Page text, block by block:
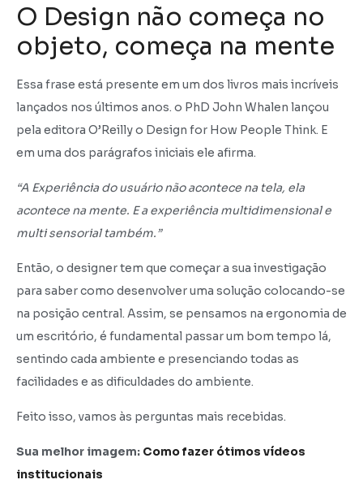
O Design não começa no
objeto, começa na mente
Essa frase está presente em um dos livros mais incríveis
lançados nos últimos anos. o PhD John Whalen lançou
pela editora O’Reilly o Design for How People Think. E
em uma dos parágrafos iniciais ele afirma.
“A Experiência do usuário não acontece na tela, ela
acontece na mente. E a experiência multidimensional e
multi sensorial também.”
Então, o designer tem que começar a sua investigação
para saber como desenvolver uma solução colocando-se
na posição central. Assim, se pensamos na ergonomia de
um escritório, é fundamental passar um bom tempo lá,
sentindo cada ambiente e presenciando todas as
facilidades e as dificuldades do ambiente.
Feito isso, vamos às perguntas mais recebidas.
Sua melhor imagem: Como fazer ótimos vídeos
institucionais